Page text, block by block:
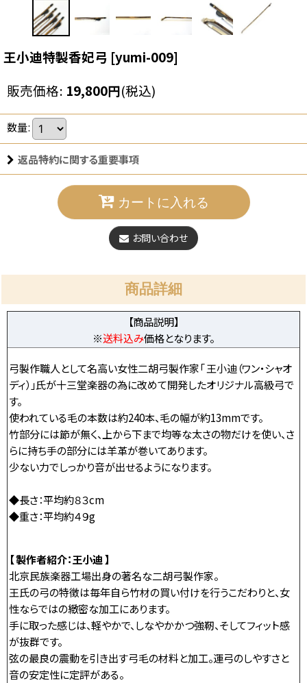
王小迪特製香妃弓 [yumi-009]
販売価格: 19,800円(税込)
数量:
返品特約に関する重要事項
カートに入れる
お問い合わせ
商品詳細
【商品説明】
※送料込み価格となります。
弓製作職人として名高い女性二胡弓製作家「 王小迪（ワン・シャオ
ディ）」氏が十三堂楽器の為に改めて開発したオリジナル高級弓で
す。
使われている毛の本数は約240本、毛の幅が約13mmです。
竹部分には節が無く、上から下まで均等な太さの物だけを使い、さ
らに持ち手の部分には羊革が巻いてあります。
少ない力でしっかり音が出せるようになります。
◆長さ：平均約８３cm
◆重さ：平均約４９g
【 製作者紹介：王小迪 】
北京民族楽器工場出身の著名な二胡弓製作家。
王氏の弓の特徴は毎年自ら竹材の買い付けを行うこだわりと、女
性ならではの緻密な加工にあります。
手に取った感じは、軽やかで、しなやかかつ強靭、そしてフィット感
が抜群です。
弦の最良の震動を引き出す弓毛の材料と加工。運弓のしやすさと
音の安定性に定評がある。